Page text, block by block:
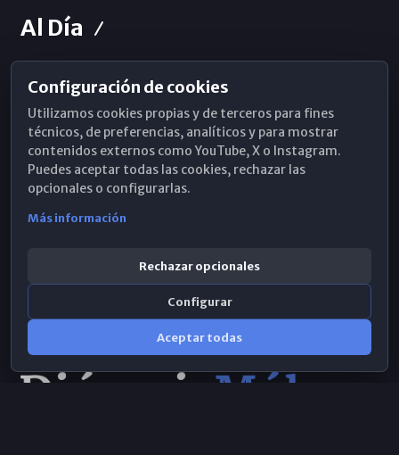
Al Día
Horarios de Misa
Hemeroteca
WhatsApp
Configuración de cookies
Utilizamos cookies propias y de terceros para fines
técnicos, de preferencias, analíticos y para mostrar
contenidos externos como YouTube, X o Instagram.
Puedes aceptar todas las cookies, rechazar las
opcionales o configurarlas.
Más información
Rechazar opcionales
Configurar
Aceptar todas